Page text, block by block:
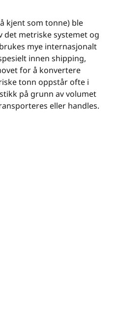
kjent som tonne) ble
det metriske systemet og
mye internasjonalt
innen shipping,
for å konvertere
tonn oppstår ofte i
på grunn av volumet
eller handles.